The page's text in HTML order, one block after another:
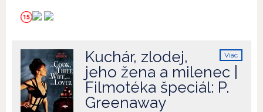
najlepší herec v hlavnej úlohe (Murray),
najlepšia réžia a najlepší film roka. Zlatý
glóbus pre Billa Murraya za najlepší
mužský herecký výkon, Sofiu Coppolu
za najlepší film - muzikál/komédia a
čoraz posadnutejší objektom svojich
túžob. Čím náruživejšie súperia o priazeň
nového priateľa, tým hlbšie trhliny jatria
ich kedysi neotrasiteľné priateľstvo.
Imaginárne lásky, druhý a zároveň
Viac
info
Kuchár, zlodej,
jeho žena a milenec |
Filmotéka špeciál: P.
Greenaway